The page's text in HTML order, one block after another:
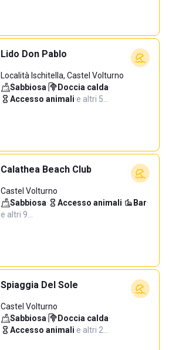
Lido Don Pablo
Località Ischitella, Castel Volturno
Sabbiosa· Doccia calda·
Accesso animali·e altri 5…
Calathea Beach Club
Castel Volturno
Sabbiosa· Accesso animali· Bar·
e altri 9…
Spiaggia Del Sole
Castel Volturno
Sabbiosa· Doccia calda·
Accesso animali·e altri 2…